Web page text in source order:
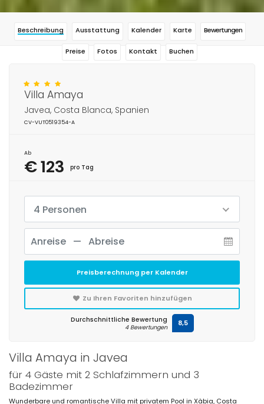
Beschreibung Ausstattung Kalender Karte Bewertungen
Preise Fotos Kontakt Buchen
Villa Amaya in Javea
für 4 Gäste mit 2 Schlafzimmern und 3
Badezimmer
Wunderbare und romantische Villa mit privatem Pool in Xàbia, Costa
Villa Amaya
Javea, Costa Blanca, Spanien
CV-VUT0519354-A
Ab
€ 123 pro Tag
4 Personen
Preisberechnung per Kalender
Zu Ihren Favoriten hinzufügen
Durchschnittliche Bewertung
4 Bewertungen 8,5